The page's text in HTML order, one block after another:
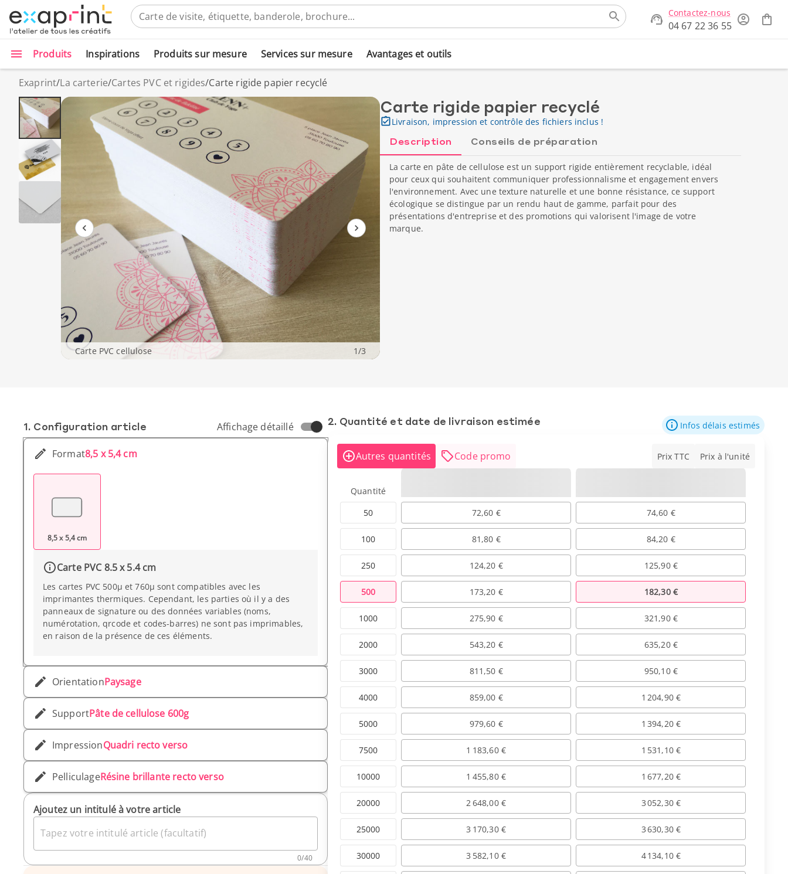
Contactez-nous
04 67 22 36 55
Produits Inspirations Produits sur mesure Services sur mesure Avantages et outils
Exaprint/La carterie/Cartes PVC et rigides/Carte rigide papier recyclé
Carte PVC cellulose 1/3
Carte rigide papier recyclé
Livraison, impression et contrôle des fichiers inclus !
Description Conseils de préparation
La carte en pâte de cellulose est un support rigide entièrement recyclable, idéal
pour ceux qui souhaitent communiquer professionnalisme et engagement envers
l'environnement. Avec une texture naturelle et une bonne résistance, ce support
écologique se distingue par un rendu haut de gamme, parfait pour des
présentations d'entreprise et des promotions qui valorisent l'image de votre
marque.
1. Conf­iguration article Affichage détaillé
Format8,5 x 5,4 cm
8,5 x 5,4 cm
Carte PVC 8.5 x 5.4 cm
Les cartes PVC 500µ et 760µ sont compatibles avec les
imprimantes thermiques. Cependant, les parties où il y a des
panneaux de signature ou des données variables (noms,
numérotation, qrcode et codes-barres) ne sont pas imprimables,
en raison de la présence de ces éléments.
OrientationPaysage
SupportPâte de cellulose 600g
ImpressionQuadri recto verso
PelliculageRésine brillante recto verso
Ajoutez un intitulé à votre article
Tapez votre intitulé article (facultatif)
0/40
2. Quantité et date de livraison estimée Infos délais estimés
Autres quantités Code promo Prix TTC Prix à l'unité
Quantité
50
100
250
500
1000
2000
3000
4000
5000
7500
10000
20000
25000
30000
72,60 € 74,60 €
81,80 € 84,20 €
124,20 € 125,90 €
173,20 € 182,30 €
275,90 € 321,90 €
543,20 € 635,20 €
811,50 € 950,10 €
859,00 € 1 204,90 €
979,60 € 1 394,20 €
1 183,60 € 1 531,10 €
1 455,80 € 1 677,20 €
2 648,00 € 3 052,30 €
3 170,30 € 3 630,30 €
3 582,10 € 4 134,10 €